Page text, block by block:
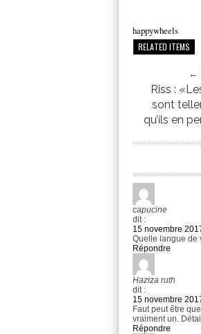
happywheels
RELATED ITEMS
←
Riss :
sont
qu’ils en
capucine
dit :
15 novembre
Quelle langue de
Répondre
Haziza ruth
dit :
15 novembre
Faut peut être
vraiment un.
Répondre